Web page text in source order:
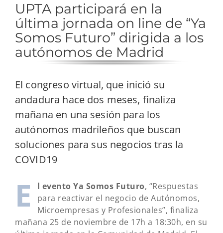
UPTA participará en la
última jornada on line de “Ya
Somos Futuro” dirigida a los
autónomos de Madrid
El congreso virtual, que inició su
andadura hace dos meses, finaliza
mañana en una sesión para los
autónomos madrileños que buscan
soluciones para sus negocios tras la
COVID19
E l evento Ya Somos Futuro, “Respuestas
para reactivar el negocio de Autónomos,
Microempresas y Profesionales”, finaliza
mañana 25 de noviembre de 17h a 18:30h, en su